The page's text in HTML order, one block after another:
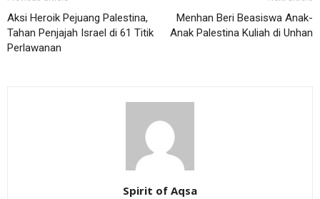
Aksi Heroik Pejuang Palestina,
Tahan Penjajah Israel di 61 Titik
Perlawanan
Menhan Beri Beasiswa Anak-
Anak Palestina Kuliah di Unhan
Spirit of Aqsa